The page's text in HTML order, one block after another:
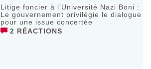
Litige foncier à l’Université Nazi Boni :
Le gouvernement privilégie le dialogue
pour une issue concertée
2 RÉACTIONS